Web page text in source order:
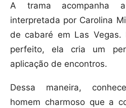
A trama acompanha
interpretada por Carolina
de cabaré em Las Vegas.
perfeito, ela cria um
aplicação de encontros.
Dessa maneira,
homem charmoso que a